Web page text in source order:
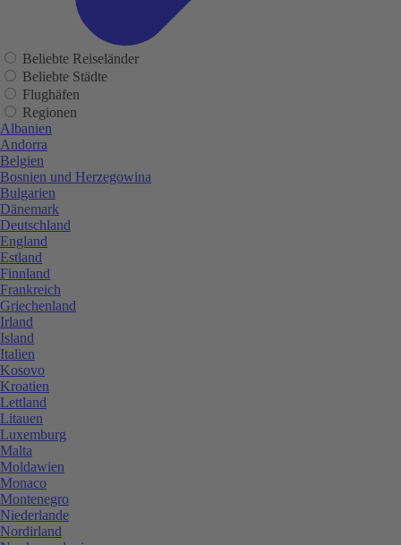
Beliebte Reiseländer
Beliebte Städte
Flughäfen
Regionen
Albanien
Andorra
Belgien
Bosnien und Herzegowina
Bulgarien
Dänemark
Deutschland
England
Estland
Finnland
Frankreich
Griechenland
Irland
Island
Italien
Kosovo
Kroatien
Lettland
Litauen
Luxemburg
Malta
Moldawien
Monaco
Montenegro
Niederlande
Nordirland